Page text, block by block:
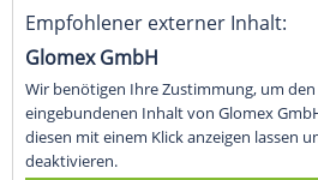
Empfohlener externer Inhalt:
Glomex GmbH
Wir benötigen Ihre Zustimmung, um
eingebundenen Inhalt von Glomex
diesen mit einem Klick anzeigen lassen
deaktivieren.